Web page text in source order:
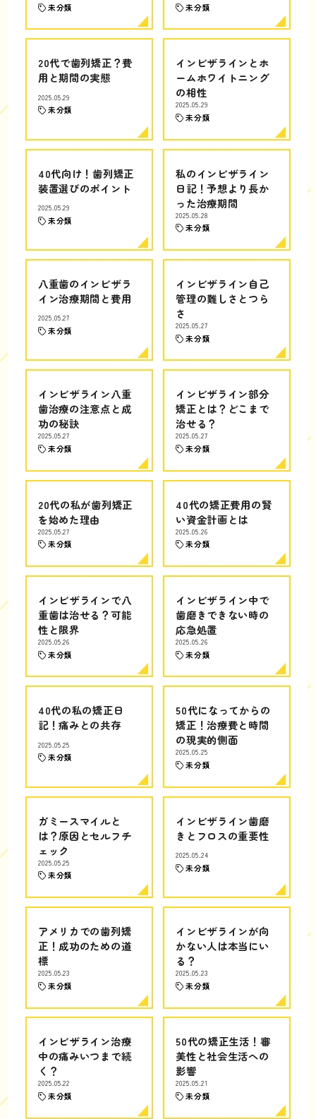
未分類 未分類
20代で歯列矯正？費
用と期間の実態
2025.05.29
未分類
インビザラインとホ
ームホワイトニング
の相性
2025.05.29
未分類
40代向け！歯列矯正
装置選びのポイント
2025.05.29
未分類
私のインビザライン
日記！予想より長か
った治療期間
2025.05.28
未分類
八重歯のインビザラ
イン治療期間と費用
2025.05.27
未分類
インビザライン自己
管理の難しさとつら
さ
2025.05.27
未分類
インビザライン八重
歯治療の注意点と成
功の秘訣
2025.05.27
未分類
インビザライン部分
矯正とは？どこまで
治せる？
2025.05.27
未分類
20代の私が歯列矯正
を始めた理由
2025.05.27
未分類
40代の矯正費用の賢
い資金計画とは
2025.05.26
未分類
インビザラインで八
重歯は治せる？可能
性と限界
2025.05.26
未分類
インビザライン中で
歯磨きできない時の
応急処置
2025.05.26
未分類
40代の私の矯正日
記！痛みとの共存
2025.05.25
未分類
50代になってからの
矯正！治療費と時間
の現実的側面
2025.05.25
未分類
ガミースマイルと
は？原因とセルフチ
ェック
2025.05.25
未分類
インビザライン歯磨
きとフロスの重要性
2025.05.24
未分類
アメリカでの歯列矯
正！成功のための道
標
2025.05.23
未分類
インビザラインが向
かない人は本当にい
る？
2025.05.23
未分類
インビザライン治療
中の痛みいつまで続
く？
2025.05.22
未分類
50代の矯正生活！審
美性と社会生活への
影響
2025.05.21
未分類